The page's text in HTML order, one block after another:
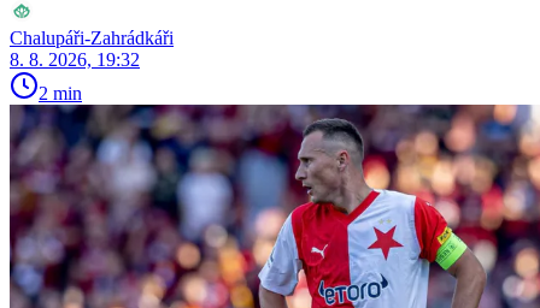
Chalupáři-Zahrádkáři
8. 8. 2026, 19:32
2 min